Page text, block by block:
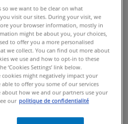
we want to be clear on what
visit our sites. During your visit, we
your browser information, mostly in
might be about you, your choices,
to offer you a more personalised
we collect. You can find out more about
we use and how to opt-in to these
‘Cookies Settings’ link below.
might negatively impact your
to offer you some of our services
how we and our partners use your
our politique de confidentialité